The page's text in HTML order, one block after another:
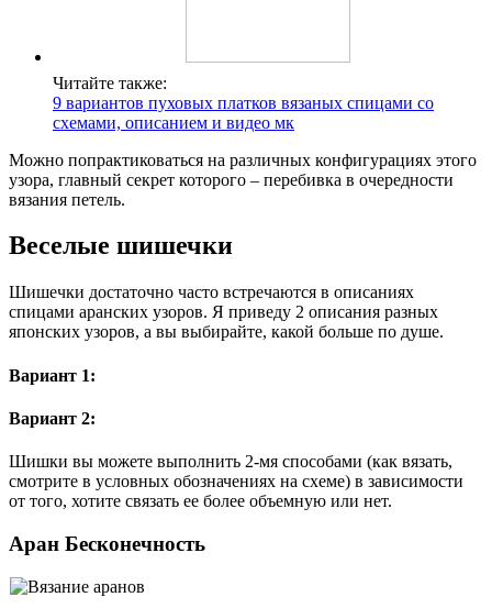
Читайте также:
9 вариантов пуховых платков вязаных спицами со
схемами, описанием и видео мк
Можно попрактиковаться на различных конфигурациях этого
узора, главный секрет которого – перебивка в очередности
вязания петель.
Веселые шишечки
Шишечки достаточно часто встречаются в описаниях
спицами аранских узоров. Я приведу 2 описания разных
японских узоров, а вы выбирайте, какой больше по душе.
Вариант 1:
Вариант 2:
Шишки вы можете выполнить 2-мя способами (как вязать,
смотрите в условных обозначениях на схеме) в зависимости
от того, хотите связать ее более объемную или нет.
Аран Бесконечность